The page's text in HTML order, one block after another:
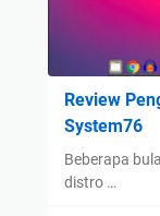
Review
System76
Beberapa
distro …